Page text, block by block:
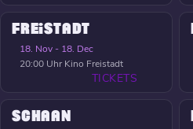
FREISTADT
18. Nov - 18. Dec
20:00 Uhr Kino Freistadt
TICKETS
SCHAAN